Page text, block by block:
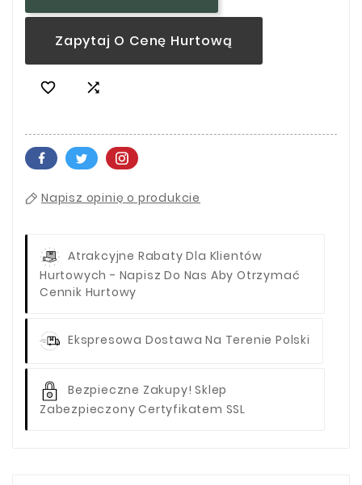
Zapytaj O Cenę Hurtową
 
Napisz opinię o produkcie
Atrakcyjne Rabaty Dla Klientów
Hurtowych - Napisz Do Nas Aby Otrzymać
Cennik Hurtowy
Ekspresowa Dostawa Na Terenie Polski
Bezpieczne Zakupy! Sklep
Zabezpieczony Certyfikatem SSL